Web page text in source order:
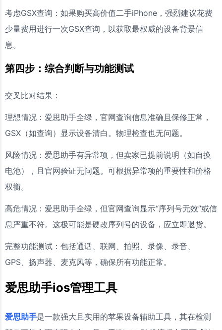
考虑GSX查询：如果购买高价值二手iPhone，强烈建议花费
少量费用进行一次GSX查询，以获取最权威的设备背景信
息。
第四步：综合判断与功能测试
交叉比对结果：
理想情况：爱思助手全绿，官网查询信息准确且保修正常，
GSX（如查询）显示设备清白。物理检查也无问题。
风险情况：爱思助手有异常项，但卖家已提前说明（如自换
电池），且官网验证无问题。可根据异常项的重要性和价格
权衡。
高危情况：爱思助手全绿，但官网查询显示“序列号无效”或信
息严重不符。这极可能是硬改序列号的设备，应立即退货。
完整功能测试：包括通话、联网、拍照、录像、录音、
GPS、扬声器、麦克风等，确保所有功能正常。
爱思助手ios管理工具
爱思助手是一款强大且实用的苹果设备辅助工具，其在检测